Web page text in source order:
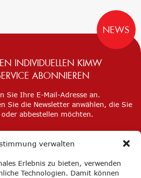
verwalten
Erlebnis zu bieten, verwenden
Technologien. Damit können
NEWS
INDIVIDUELLEN KIMW
ABONNIEREN
Sie Ihre E-Mail-Adresse an.
Sie die Newsletter anwählen, die Sie
abbestellen möchten.